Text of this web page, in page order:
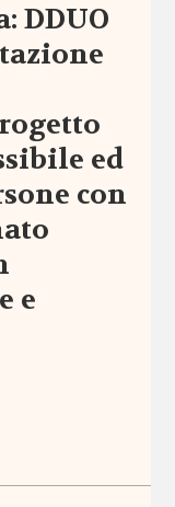
DDUO
ed
con
e